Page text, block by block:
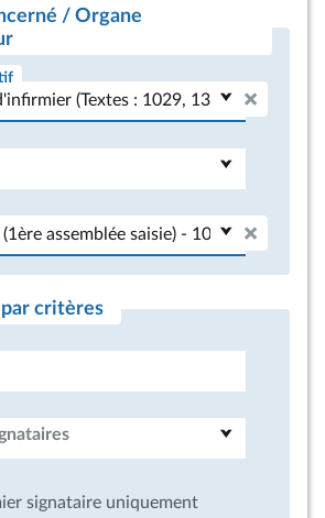
/ Organe
par critères
signataire uniquement